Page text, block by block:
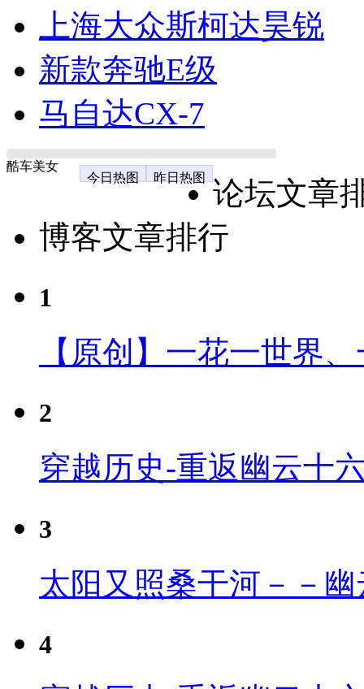
上海大众斯柯达昊锐
新款奔驰E级
马自达CX-7
酷车美女
今日热图
昨日热图
论坛文章
博客文章排行
1
【原创】一花一世界
2
穿越历史-重返幽云十
3
太阳又照桑干河－－
4